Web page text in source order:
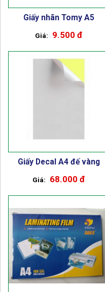
Giấy nhãn Tomy A5
9.500 đ
Giấy Decal A4 đế vàng
68.000 đ